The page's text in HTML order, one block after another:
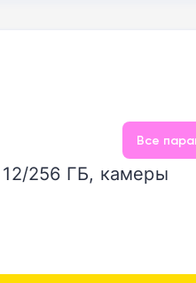
Все
12/256 ГБ, камеры